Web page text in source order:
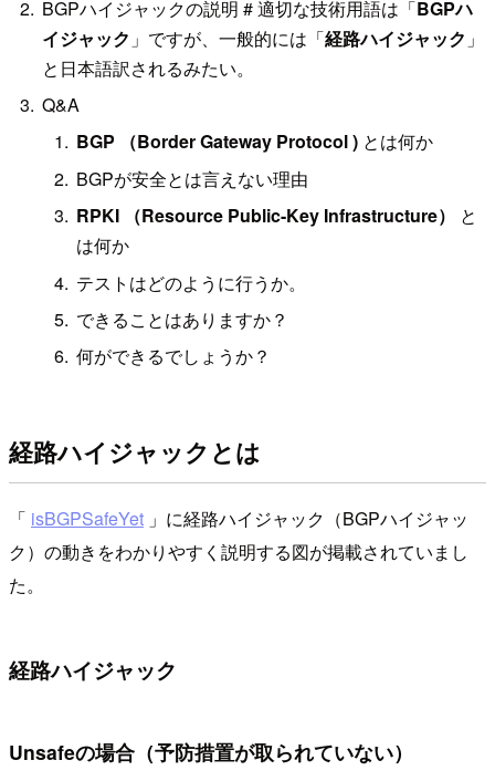
BGPハイジャックの説明 # 適切な技術用語は「BGPハ
イジャック 」ですが、一般的には「経路ハイジャック 」
と日本語訳されるみたい。
Q&A
BGP （Border Gateway Protocol )とは何か
BGPが安全とは言えない理由
RPKI （Resource Public-Key Infrastructure）
と
は何か
テストはどのように行うか。
できることはありますか？
何ができるでしょうか？
経路ハイジャックとは
「 isBGPSafeYet 」に経路ハイジャック（BGPハイジャッ
ク）の動きをわかりやすく説明する図が掲載されていまし
た。
経路ハイジャック
Unsafeの場合（予防措置が取られていない）